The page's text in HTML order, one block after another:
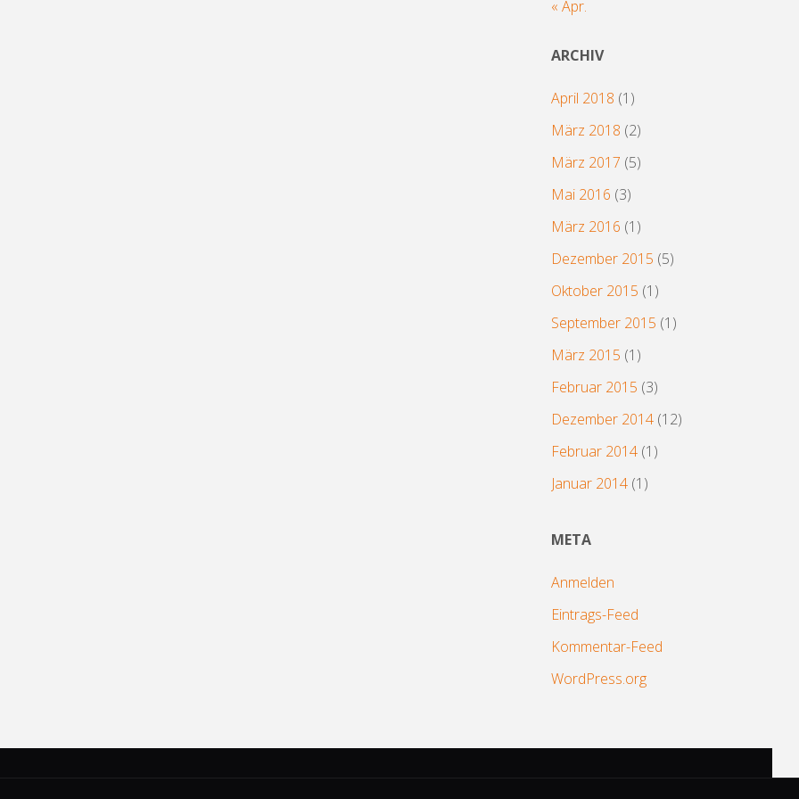
« Apr.
ARCHIV
April 2018 (1)
März 2018 (2)
März 2017 (5)
Mai 2016 (3)
März 2016 (1)
Dezember 2015 (5)
Oktober 2015 (1)
September 2015 (1)
März 2015 (1)
Februar 2015 (3)
Dezember 2014 (12)
Februar 2014 (1)
Januar 2014 (1)
META
Anmelden
Eintrags-Feed
Kommentar-Feed
WordPress.org